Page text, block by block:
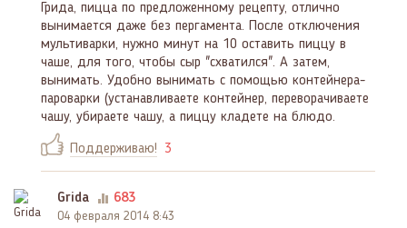
Грида, пицца по предложенному рецепту, отлично
вынимается даже без пергамента. После отключения
мультиварки, нужно минут на 10 оставить пиццу в
чаше, для того, чтобы сыр "схватился". А затем,
вынимать. Удобно вынимать с помощью контейнера-
пароварки (устанавливаете контейнер, переворачиваете
чашу, убираете чашу, а пиццу кладете на блюдо.
Поддерживаю! 3
Grida 683
04 февраля 2014 8:43